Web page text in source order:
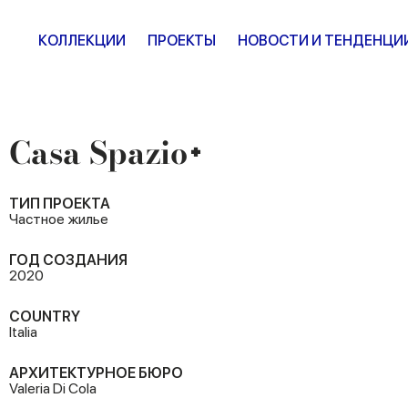
КОЛЛЕКЦИИ ПРОЕКТЫ НОВОСТИ И
Casa Spazio+
ТИП ПРОЕКТА
Частное жилье
ГОД СОЗДАНИЯ
2020
COUNTRY
Italia
АРХИТЕКТУРНОЕ БЮРО
Valeria Di Cola